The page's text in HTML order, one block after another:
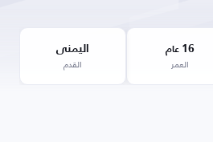
16 عام
العمر
اليمنى
القدم